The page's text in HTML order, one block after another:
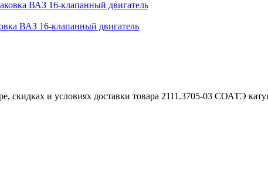
ВАЗ 16-клапанный двигатель
скидках и условиях доставки товара 2111.3705-03 СОАТЭ